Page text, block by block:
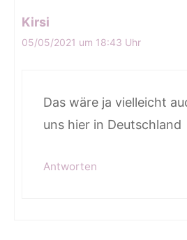
Kirsi
05/05/2021 um 18:43 Uhr
Das wäre ja vielleicht
uns hier in Deutschland
Antworten